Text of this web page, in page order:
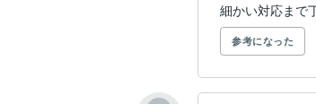
細かい対応まで
参考になった